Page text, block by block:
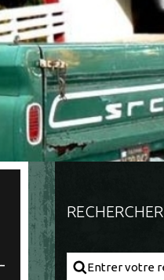
RECHERCHER